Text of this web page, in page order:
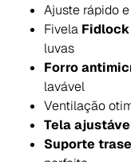
Ajuste rápido
Fivela
luvas
Forro
lavável
Ventilação
Tela
Suporte